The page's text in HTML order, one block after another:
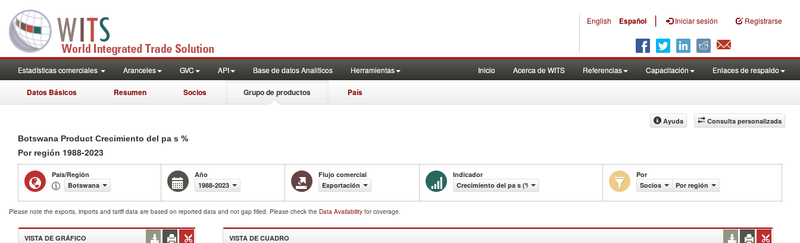
English Español | Iniciar sesión Registrarse
Estadísticas comerciales Aranceles GVC API Base de datos Analiticos Herramientas Inicio Acerca de WITS Referencias Capacitación Enlaces de respaldo
Datos Básicos Resumen Socios Grupo de productos País
Consulta personalizada
Ayuda
Botswana Product Crecimiento del pa s %
Por región 1988-2023
País/Región
Botswana
Año
1988-2023
Flujo comercial
Exportación
Indicador
Crecimiento del pa s (%)
Por
Socios
Por región
Please note the exports, imports and tariff data are based on reported data and not gap filled. Please check the Data Availability for coverage.
VISTA DE GRÁFICO VISTA DE CUADRO